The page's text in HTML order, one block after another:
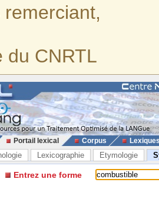
remerciant,
du CNRTL
Portail lexical Corpus
Lexicographie Etymologie
Entrez une forme